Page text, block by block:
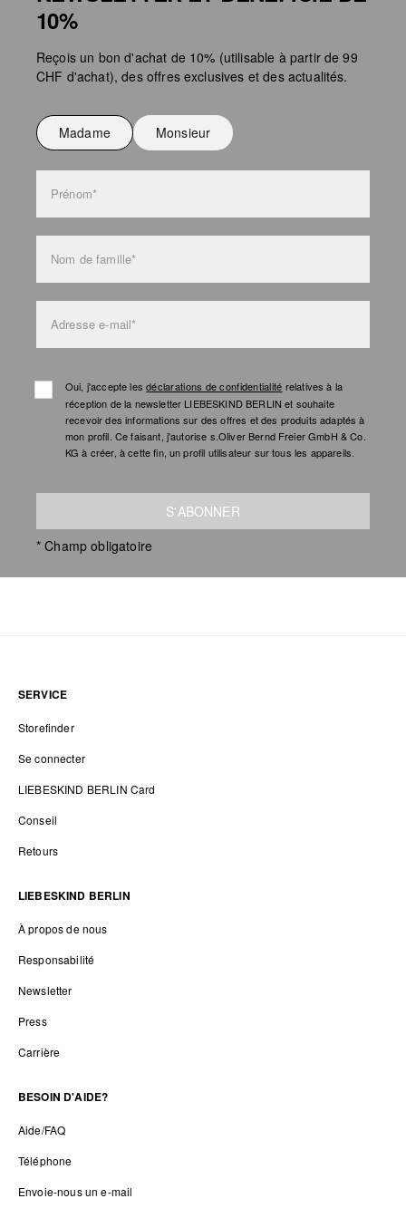
Ne pas repasser
conscients. En 2022, nous avons rejoint la Fair Wear Foundation, qui
normes de travail les plus élevées dans l'industrie textile.
Tu trouveras de plus amples informations sur nos pages consacrées à la
10%
Reçois un bon d'achat de 10% (utilisable à partir de 99
CHF d'achat), des offres exclusives et des actualités.
Madame Monsieur
Prénom*
Nom de famille*
Adresse e-mail*
Oui, j'accepte lesdéclarations de confidentialité relatives à la
réception de la newsletter LIEBESKIND BERLIN et souhaite
recevoir des informations sur des offres et des produits adaptés à
mon profil. Ce faisant, j'autorise s.Oliver Bernd Freier GmbH & Co.
KG à créer, à cette fin, un profil utilisateur sur tous les appareils.
S'ABONNER
* Champ obligatoire
SERVICE
Storefinder
Se connecter
LIEBESKIND BERLIN Card
Conseil
Retours
LIEBESKIND BERLIN
À propos de nous
Responsabilité
Newsletter
Press
Carrière
BESOIN D'AIDE?
Aide/FAQ
Téléphone
Envoie-nous un e-mail